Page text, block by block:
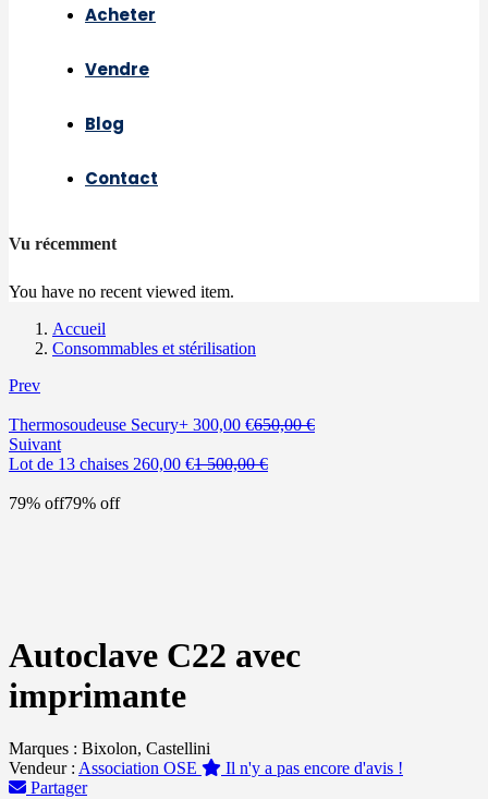
Acheter
Vendre
Blog
Contact
Vu récemment
You have no recent viewed item.
Accueil
Consommables et stérilisation
Prev
Thermosoudeuse Secury+ 300,00 €Le
actuel
650,00€Le
Suivant
Lot de 13 chaises 260,00 €Le
1 500,00€Le
79% off79% off
Autoclave C22 avec
imprimante
Marques : Bixolon, Castellini
Vendeur : Association OSE
Il n'y a pas encore d'avis !
Partager